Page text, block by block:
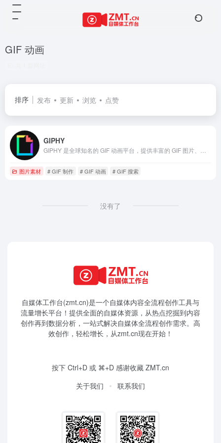
GIF 动画
排序 发布 更新 浏览 点赞
GIPHY
图片素材 # GIF 制作 # GIF 动画 # GIF 搜索
没有了
自媒体工作台(zmt.cn)是一个自媒体内容全流程创作工具与
流量增长平台！提供全面的自媒体资源，从热点挖掘到内容
创作再到数据分析，一站式解决自媒体全流程创作需求。高
效创作，轻松增长，从zmt.cn现在开始！
按下 Ctrl+D 或 ⌘+D 感谢收藏 ZMT.cn
关于我们
联系我们